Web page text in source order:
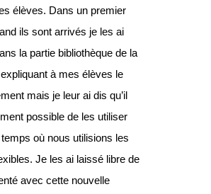
élèves. Dans un premier
ils sont arrivés je les ai
la partie bibliothèque de la
à mes élèves le
mais je leur ai dis qu’il
possible de les utiliser
où nous utilisions les
Je les ai laissé libre de
avec cette nouvelle